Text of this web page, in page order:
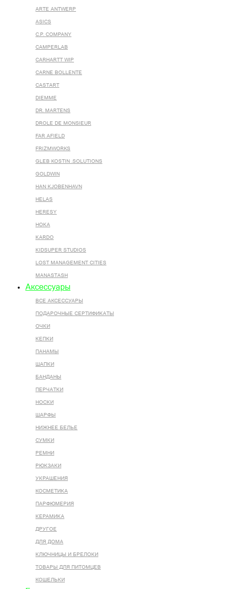
ARTE ANTWERP
ASICS
C.P. COMPANY
CAMPERLAB
CARHARTT WIP
CARNE BOLLENTE
CASTART
DIEMME
DR. MARTENS
DROLE DE MONSIEUR
FAR AFIELD
FRIZMWORKS
GLEB KOSTIN .SOLUTIONS
GOLDWIN
HAN KJOBENHAVN
HELAS
HERESY
HOKA
KARDO
KIDSUPER STUDIOS
LOST MANAGEMENT CITIES
MANASTASH
Аксессуары
ВСЕ AКСЕССУАРЫ
ПОДАРОЧНЫЕ СЕРТИФИКАТЫ
ОЧКИ
КЕПКИ
ПАНАМЫ
ШАПКИ
БАНДАНЫ
ПЕРЧАТКИ
НОСКИ
ШАРФЫ
НИЖНЕЕ БЕЛЬЕ
СУМКИ
РЕМНИ
РЮКЗАКИ
УКРАШЕНИЯ
КОСМЕТИКА
ПАРФЮМЕРИЯ
КЕРАМИКА
ДРУГОЕ
ДЛЯ ДОМА
КЛЮЧНИЦЫ И БРЕЛОКИ
ТОВАРЫ ДЛЯ ПИТОМЦЕВ
КОШЕЛЬКИ